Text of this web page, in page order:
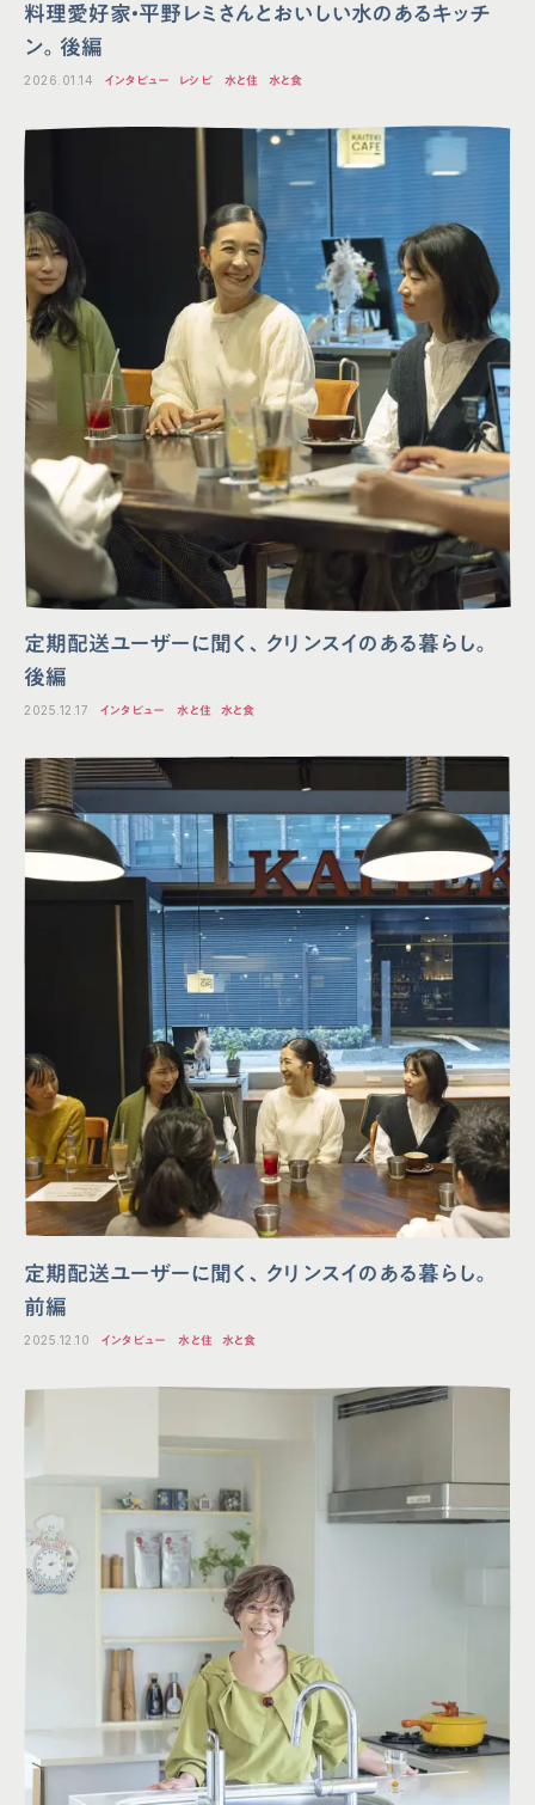
料理愛好家・平野レミさんとおいしい水のあるキッチ
ン。後編
2026.01.14 インタビュー レシピ 水と住 水と食
定期配送ユーザーに聞く、クリンスイのある暮らし。
後編
2025.12.17 インタビュー 水と住 水と食
定期配送ユーザーに聞く、クリンスイのある暮らし。
前編
2025.12.10 インタビュー 水と住 水と食